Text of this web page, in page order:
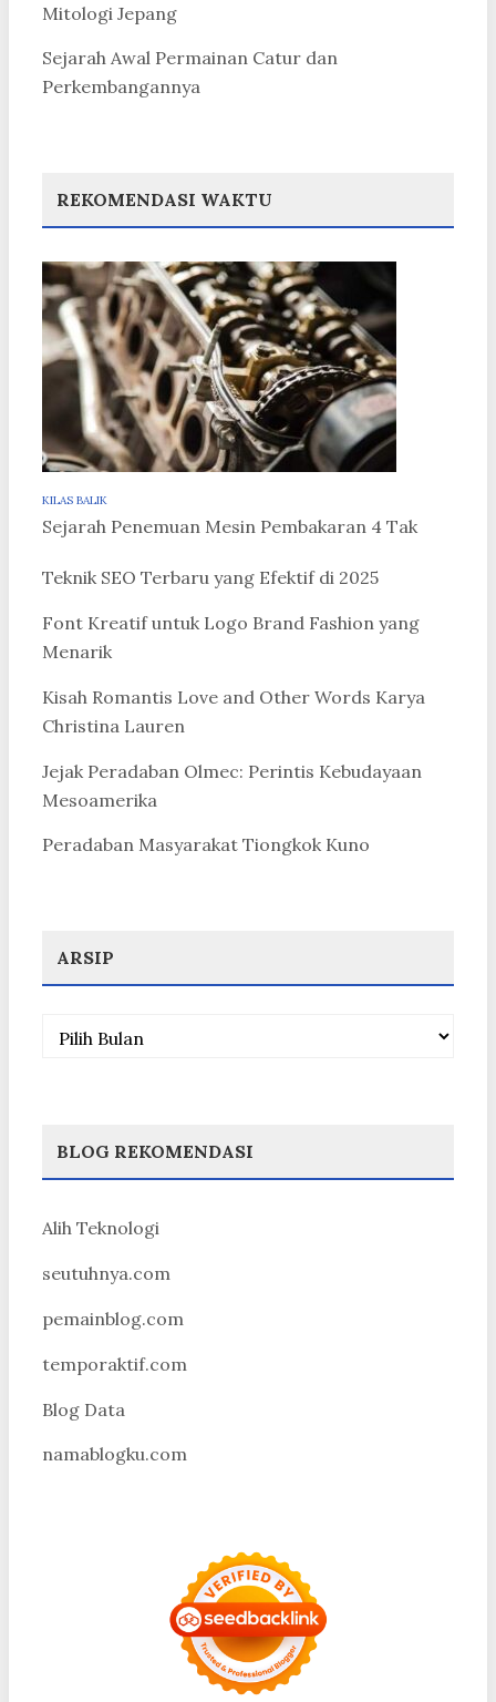
Mitologi Jepang
Sejarah Awal Permainan Catur dan
Perkembangannya
REKOMENDASI WAKTU
KILAS BALIK
Sejarah Penemuan Mesin Pembakaran 4 Tak
Teknik SEO Terbaru yang Efektif di 2025
Font Kreatif untuk Logo Brand Fashion yang
Menarik
Kisah Romantis Love and Other Words Karya
Christina Lauren
Jejak Peradaban Olmec: Perintis Kebudayaan
Mesoamerika
Peradaban Masyarakat Tiongkok Kuno
ARSIP
Arsip
BLOG REKOMENDASI
Alih Teknologi
seutuhnya.com
pemainblog.com
temporaktif.com
Blog Data
namablogku.com